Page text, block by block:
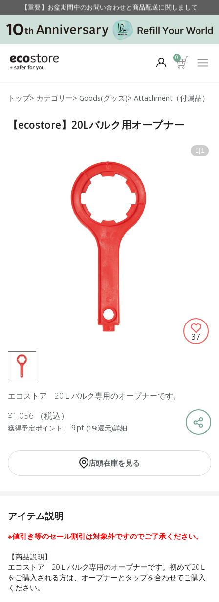
【重要】お盆期間中のお問い合わせと商品配送に関しまして
毎月お得にポイントが貯まる！ “月のポイントアップデー”
0
トップ> カテゴリー> Goods(グッズ)> Attachment（付属品）
【ecostore】20Lバルク用オープナー
1 | 1
37
エコストア 20Ｌバルク専用のオープナーです。
¥1,056 （税込）
獲得予定ポイント： 9pt (1%還元)詳細
店頭在庫を見る
アイテム説明
※値引き等のセール割引は対象外ですのでご了承ください。
【商品説明】
エコストア 20Ｌバルク専用のオープナーです。初めて20Ｌ
をご購入される方は、オープナーとタップを合わせてご購入
ください。